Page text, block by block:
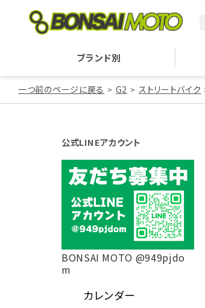
ブランド別
一つ前のページに戻る G2 ストリートバイク
公式LINEアカウント
BONSAI MOTO @949pjdo
m